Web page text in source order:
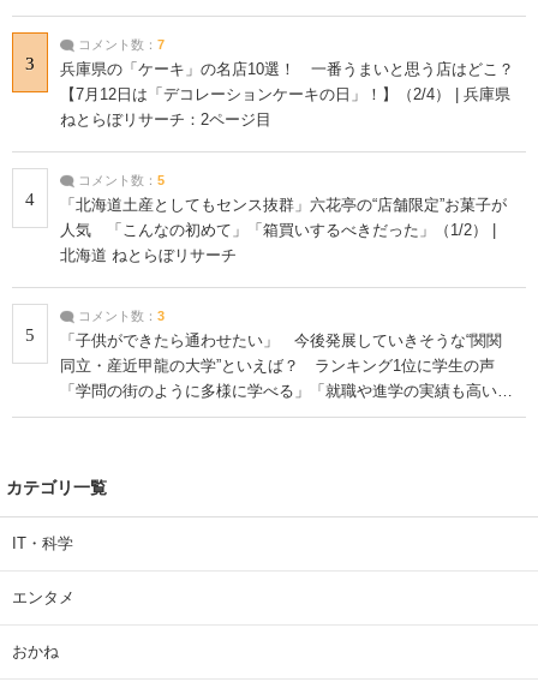
3
コメント数： 7
兵庫県の「ケーキ」の名店10選！ 一番うまいと思う店はどこ？
【7月12日は「デコレーションケーキの日」！】（2/4） | 兵庫県
ねとらぼリサーチ：2ページ目
4
コメント数： 5
「北海道土産としてもセンス抜群」六花亭の“店舗限定”お菓子が
人気 「こんなの初めて」「箱買いするべきだった」（1/2） |
北海道 ねとらぼリサーチ
5
コメント数： 3
「子供ができたら通わせたい」 今後発展していきそうな“関関
同立・産近甲龍の大学”といえば？ ランキング1位に学生の声
「学問の街のように多様に学べる」「就職や進学の実績も高い」
| 大学 ねとらぼリサーチ
カテゴリ一覧
IT・科学
エンタメ
おかね